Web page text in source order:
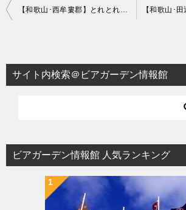
投
ビ
ゲ
ョ
ン
【和歌山･西牟婁郡】とれとれ市場 南紀白浜 BBQ 2026｜市場で選んだ新鮮食材を楽しむ通年営業のアウトドアBBQ
サイト内検索＠ビアガーデン情報館
ビアガーデン情報館 人気ランキング